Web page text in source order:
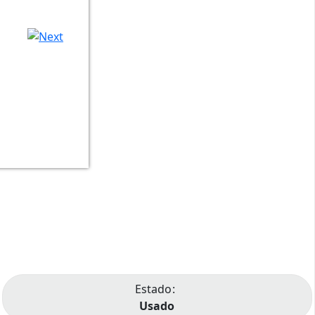
Estado
Usado